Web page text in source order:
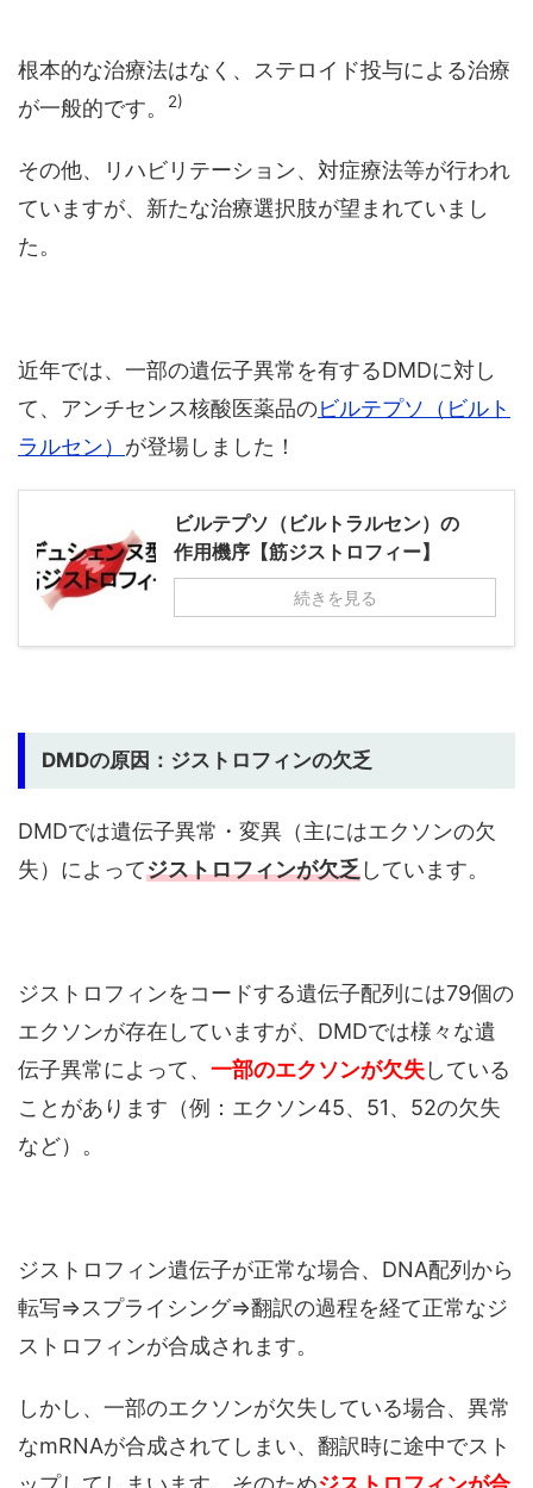
根本的な治療法はなく、ステロイド投与による治療
が一般的です。
2)
その他、リハビリテーション、対症療法等が行われ
ていますが、新たな治療選択肢が望まれていまし
た。
近年では、一部の遺伝子異常を有するDMDに対し
て、アンチセンス核酸医薬品のビルテプソ（ビルト
ラルセン） が登場しました！
ビルテプソ（ビルトラルセン）の
作用機序【筋ジストロフィー】
続きを見る
DMDの原因：ジストロフィンの欠乏
DMDでは遺伝子異常・変異（主にはエクソンの欠
失）によってジストロフィンが欠乏しています。
ジストロフィンをコードする遺伝子配列には79個の
エクソンが存在していますが、DMDでは様々な遺
伝子異常によって、 一部のエクソンが欠失している
ことがあります（例：エクソン45、51、52の欠失
など）。
ジストロフィン遺伝子が正常な場合、DNA配列から
転写⇒スプライシング⇒翻訳の過程を経て正常なジ
ストロフィンが合成されます。
しかし、一部のエクソンが欠失している場合、異常
なmRNAが合成されてしまい、翻訳時に途中でスト